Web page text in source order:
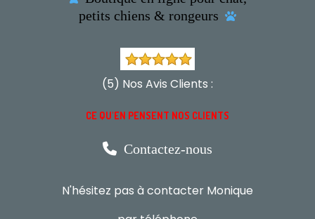
petits chiens & rongeurs

(5) Nos Avis Clients :
CE QU'EN PENSENT NOS CLIENTS
 Contactez-nous
N'hésitez pas à contacter Monique